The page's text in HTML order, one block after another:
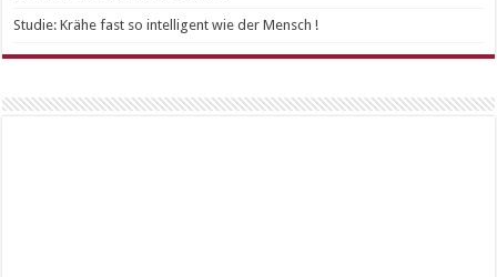
Studie: Krähe fast so intelligent wie der Mensch !